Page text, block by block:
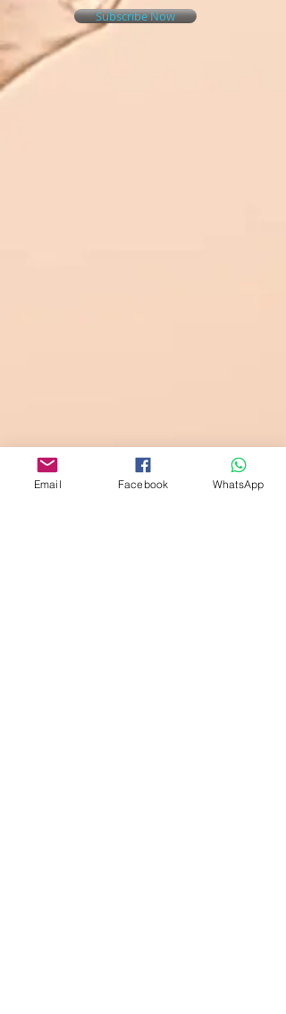
Subscribe Now
Email Facebook WhatsApp